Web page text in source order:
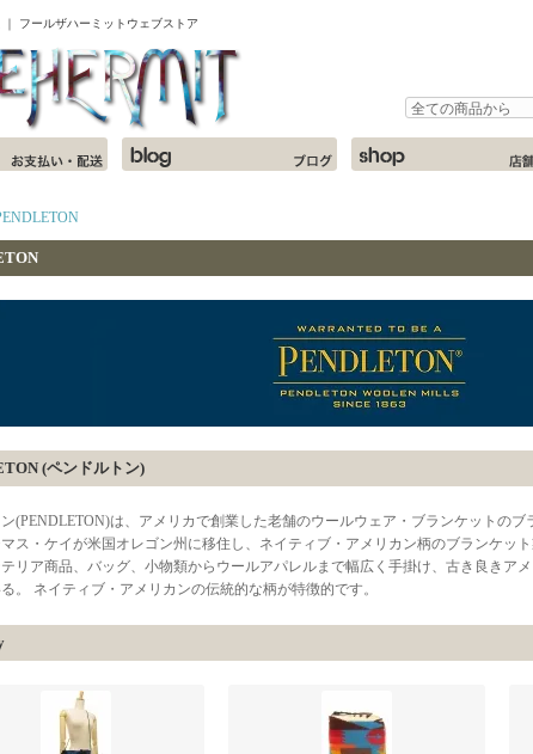
フールザハーミットウェブストア
(ペンドルトン)
(PENDLETON)は、アメリカで創業した老舗のウールウェア・ブランケットの
ス・ケイが米国オレゴン州に移住し、ネイティブ・アメリカン柄のブランケッ
テリア商品、バッグ、小物類からウールアパレルまで幅広く手掛け、古き良きア
。 ネイティブ・アメリカンの伝統的な柄が特徴的です。